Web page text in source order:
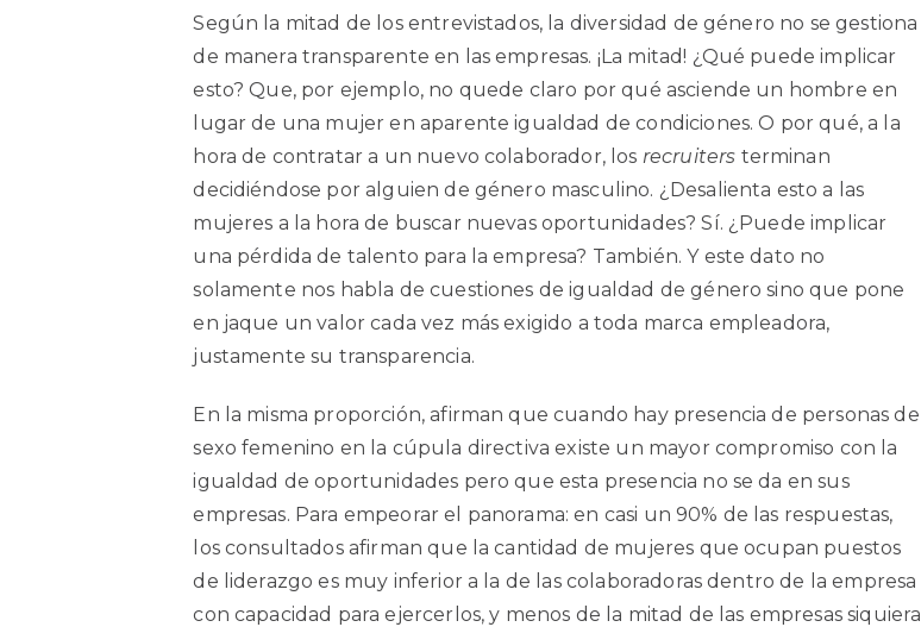
Según la mitad de los entrevistados, la diversidad de género no se gestiona
de manera transparente en las empresas. ¡La mitad! ¿Qué puede implicar
esto? Que, por ejemplo, no quede claro por qué asciende un hombre en
lugar de una mujer en aparente igualdad de condiciones. O por qué, a la
hora de contratar a un nuevo colaborador, los recruiters terminan
decidiéndose por alguien de género masculino. ¿Desalienta esto a las
mujeres a la hora de buscar nuevas oportunidades? Sí. ¿Puede implicar
una pérdida de talento para la empresa? También. Y este dato no
solamente nos habla de cuestiones de igualdad de género sino que pone
en jaque un valor cada vez más exigido a toda marca empleadora,
justamente su transparencia.
En la misma proporción, afirman que cuando hay presencia de personas de
sexo femenino en la cúpula directiva existe un mayor compromiso con la
igualdad de oportunidades pero que esta presencia no se da en sus
empresas. Para empeorar el panorama: en casi un 90% de las respuestas,
los consultados afirman que la cantidad de mujeres que ocupan puestos
de liderazgo es muy inferior a la de las colaboradoras dentro de la empresa
con capacidad para ejercerlos, y menos de la mitad de las empresas siquiera